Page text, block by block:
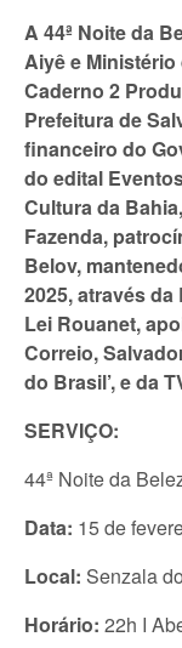
A 44ª Noite da
Aiyê e
Caderno 2
Prefeitura de
financeiro do
do edital
Cultura da
Fazenda,
Belov,
2025, através
Lei Rouanet,
Correio,
do Brasil’, e da
SERVIÇO:
44ª Noite da
Data: 15 de
Local: Senzala
Horário: 22h I